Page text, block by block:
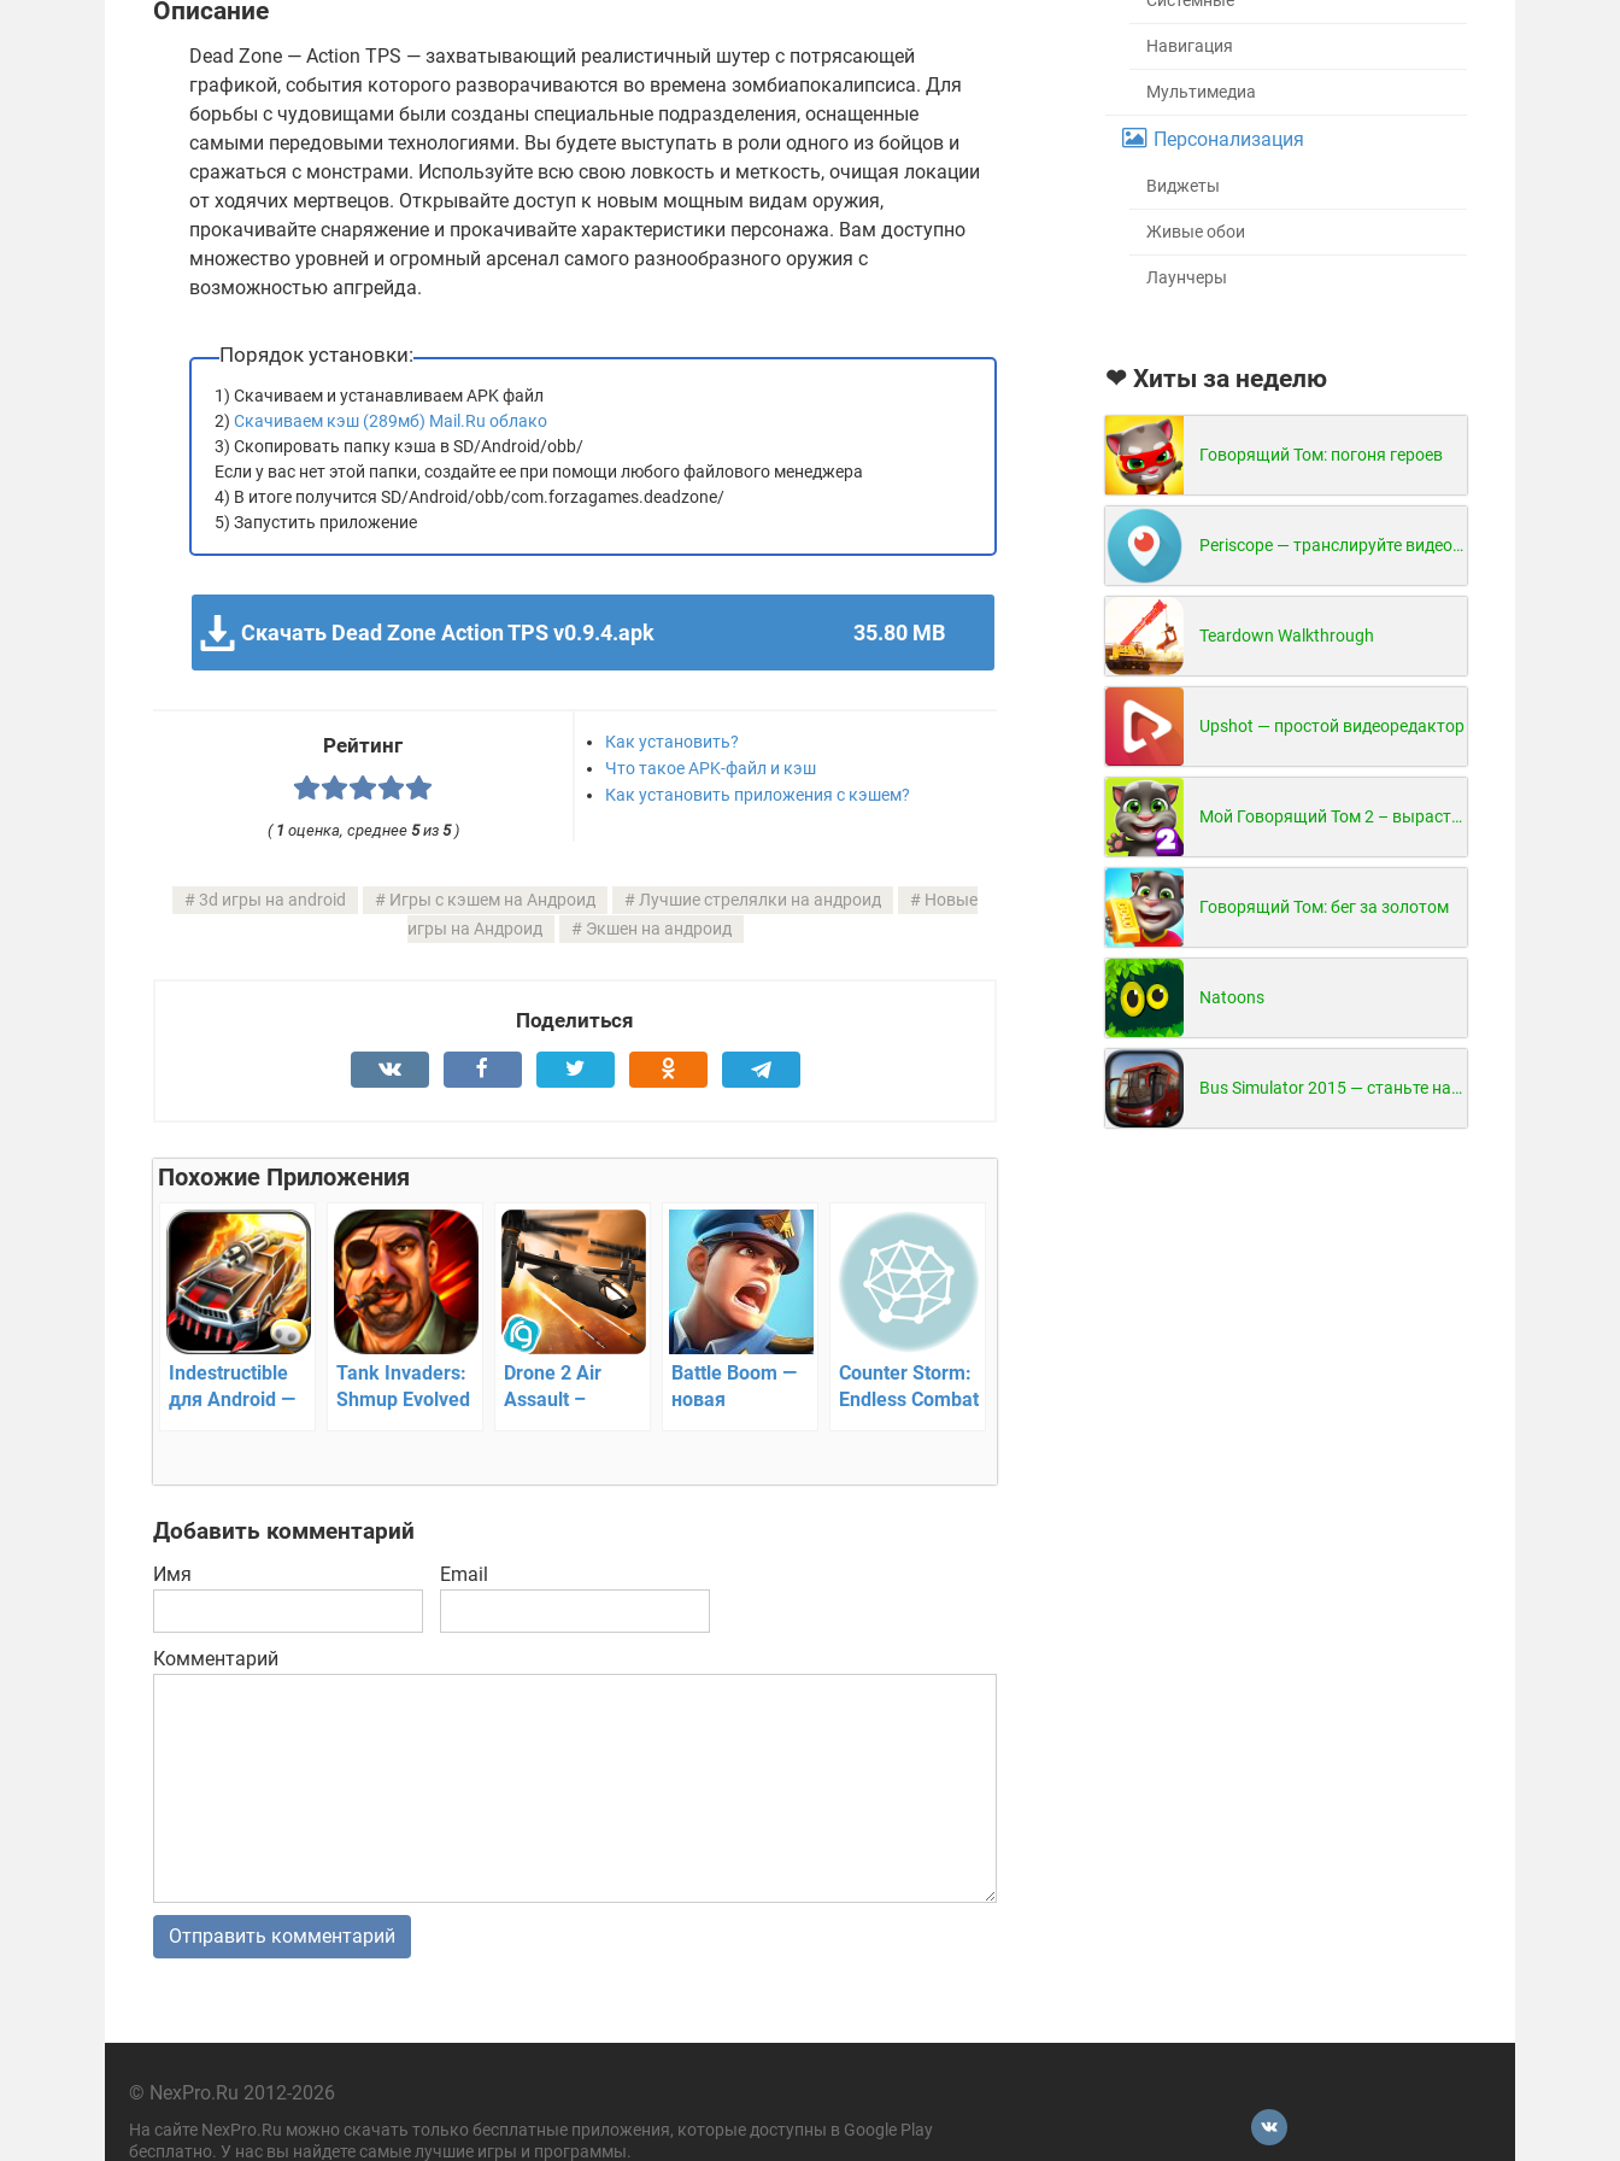
Описание
Dead Zone — Action TPS — захватывающий реалистичный шутер с потрясающей
графикой, события которого разворачиваются во времена зомбиапокалипсиса. Для
борьбы с чудовищами были созданы специальные подразделения, оснащенные
самыми передовыми технологиями. Вы будете выступать в роли одного из бойцов и
сражаться с монстрами. Используйте всю свою ловкость и меткость, очищая локации
от ходячих мертвецов. Открывайте доступ к новым мощным видам оружия,
прокачивайте снаряжение и прокачивайте характеристики персонажа. Вам доступно
множество уровней и огромный арсенал самого разнообразного оружия с
возможностью апгрейда.
Порядок установки:
1) Скачиваем и устанавливаем APK файл
2) Скачиваем кэш (289мб) Mail.Ru облако
3) Скопировать папку кэша в SD/Android/obb/
Если у вас нет этой папки, создайте ее при помощи любого файлового менеджера
4) В итоге получится SD/Android/obb/com.forzagames.deadzone/
5) Запустить приложение
Скачать Dead Zone Action TPS v0.9.4.apk 35.80 MB
Рейтинг
( 1 оценка, среднее 5из 5)
Как установить?
Что такое APK-файл и кэш
Как установить приложения с кэшем?
3d игры на android Игры с кэшем на Андроид Лучшие стрелялки на андроид
Новые
игры на Андроид
Экшен на андроид
Поделиться
Похожие Приложения
Indestructible
для Android —
выживание
Tank Invaders:
Shmup Evolved
Drone 2 Air
Assault –
Battle Boom —
новая
Counter Storm:
Endless Combat
Добавить комментарий
Имя Email
Комментарий
Навигация
Мультимедиа
Персонализация
Виджеты
Живые обои
Лаунчеры
❤ Хиты за неделю
Говорящий Том: погоня героев
Periscope — транслируйте видео в реальном времени!
Teardown Walkthrough
Upshot — простой видеоредактор
Мой Говорящий Том 2 – вырасти и воспитай своего котенка
Говорящий Том: бег за золотом
Natoons
Bus Simulator 2015 — станьте настоящим водителем автобуса!
© NexPro.Ru 2012-2026
На сайте NexPro.Ru можно скачать только бесплатные приложения, которые доступны в Google Play
бесплатно. У нас вы найдете самые лучшие игры и программы.